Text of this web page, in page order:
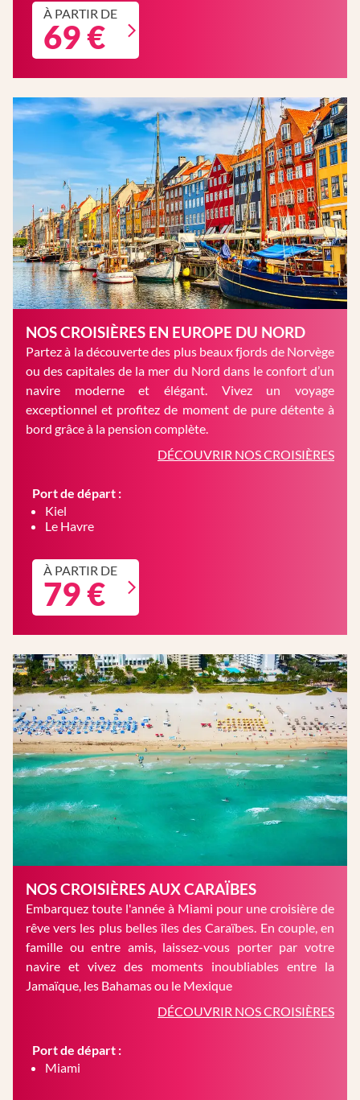
À PARTIR DE
69 €
NOS CROISIÈRES EN EUROPE DU NORD
Partez à la découverte des plus beaux fjords de Norvège
ou des capitales de la mer du Nord dans le confort d’un
navire moderne et élégant. Vivez un voyage
exceptionnel et profitez de moment de pure détente à
bord grâce à la pension complète.
DÉCOUVRIR NOS CROISIÈRES
Port de départ :
Kiel
Le Havre
À PARTIR DE
79 €
NOS CROISIÈRES AUX CARAÏBES
Embarquez toute l'année à Miami pour une croisière de
rêve vers les plus belles îles des Caraïbes. En couple, en
famille ou entre amis, laissez-vous porter par votre
navire et vivez des moments inoubliables entre la
Jamaïque, les Bahamas ou le Mexique
DÉCOUVRIR NOS CROISIÈRES
Port de départ :
Miami